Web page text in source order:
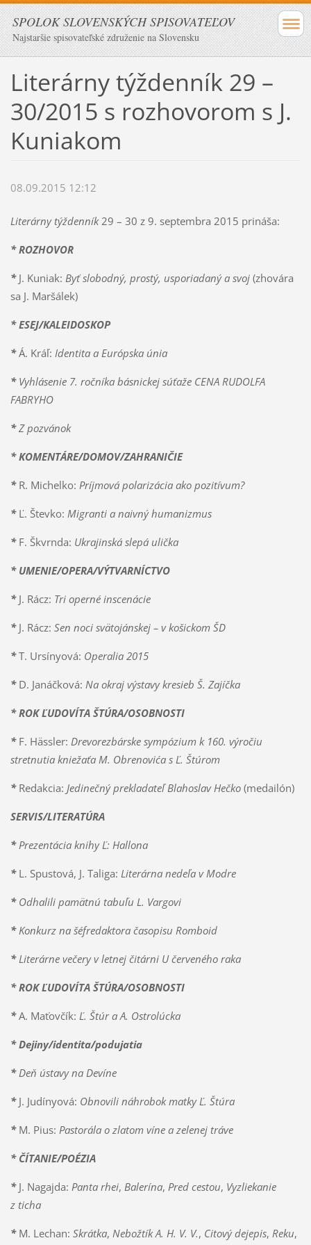
SPOLOK SLOVENSKÝCH SPISOVATEĽOV
Najstaršie spisovateľské združenie na Slovensku
Literárny týždenník 29 –
30/2015 s rozhovorom s J.
Kuniakom
08.09.2015 12:12
Literárny týždenník29 – 30 z 9. septembra 2015 prináša:
* ROZHOVOR
* J. Kuniak: Byť slobodný, prostý, usporiadaný a svoj(zhovára
sa J. Maršálek)
* ESEJ/KALEIDOSKOP
*Á. Kráľ: Identita a Európska únia
* Vyhlásenie 7. ročníka básnickej súťaže CENA RUDOLFA
FABRYHO
*Z pozvánok
* KOMENTÁRE/DOMOV/ZAHRANIČIE
* R. Michelko: Príjmová polarizácia ako pozitívum?
* Ľ. Števko: Migranti a naivný humanizmus
* F. Škvrnda: Ukrajinská slepá ulička
* UMENIE/OPERA/VÝTVARNÍCTVO
* J. Rácz: Tri operné inscenácie
* J. Rácz: Sen noci svätojánskej – v košickom ŠD
*T. Ursínyová: Operalia 2015
* D. Janáčková: Na okraj výstavy kresieb Š. Zajíčka
* ROK ĽUDOVÍTA ŠTÚRA/OSOBNOSTI
* F. Hässler: Drevorezbárske sympózium k 160. výročiu
stretnutia kniežaťa M. Obrenovića s Ľ. Štúrom
* Redakcia: Jedinečný prekladateľ Blahoslav Hečko (medailón)
SERVIS/LITERATÚRA
* Prezentácia knihy Ľ: Hallona
* L. Spustová, J. Taliga: Literárna nedeľa v Modre
* Odhalili pamätnú tabuľu L. Vargovi
* Konkurz na šéfredaktora časopisu Romboid
* Literárne večery v letnej čitárni U červeného raka
* ROK ĽUDOVÍTA ŠTÚRA/OSOBNOSTI
*A. Maťovčík: Ľ. Štúr a A. Ostrolúcka
* Dejiny/identita/podujatia
* Deň ústavy na Devíne
* J. Judínyová: Obnovili náhrobok matky Ľ. Štúra
* M. Pius: Pastorála o zlatom víne a zelenej tráve
* ČÍTANIE/POÉZIA
* J. Nagajda: Panta rhei, Balerína, Pred cestou, Vyzliekanie
z ticha
* M. Lechan: Skrátka, Nebožtík A. H. V. V., Citový dejepis, Reku,